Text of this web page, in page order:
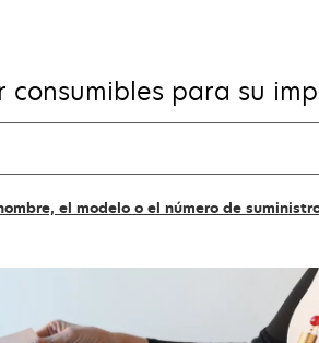
consumibles para su
el modelo o el número de